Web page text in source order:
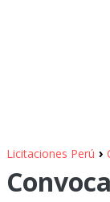
Licitaciones Perú ›